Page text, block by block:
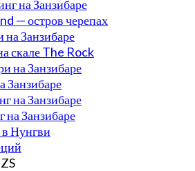
на Занзибаре
— остров черепах
на Занзибаре
скале The Rock
на Занзибаре
Занзибаре
на Занзибаре
на Занзибаре
Нунгви